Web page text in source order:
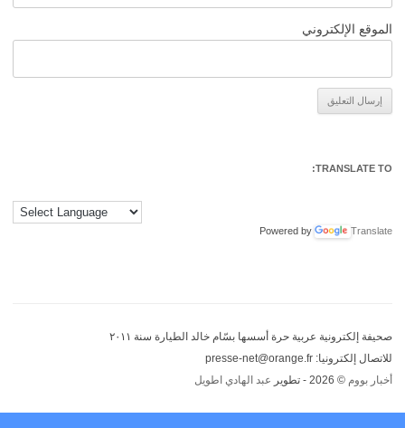
الموقع الإلكتروني
TRANSLATE TO:
Powered by Translate
صحيفة إلكترونية عربية حرة أسسها بسّام خالد الطيارة سنة ٢٠١١
للاتصال إلكترونيا: presse-net@orange.fr
أخبار بووم © 2026 - تطوير عبد الهادي اطويل